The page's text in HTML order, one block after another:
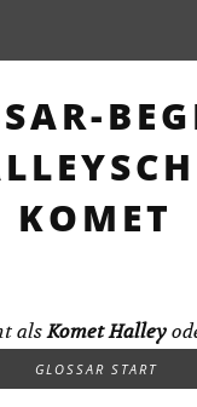
KOMET
alsKomet Halley
GLOSSAR START